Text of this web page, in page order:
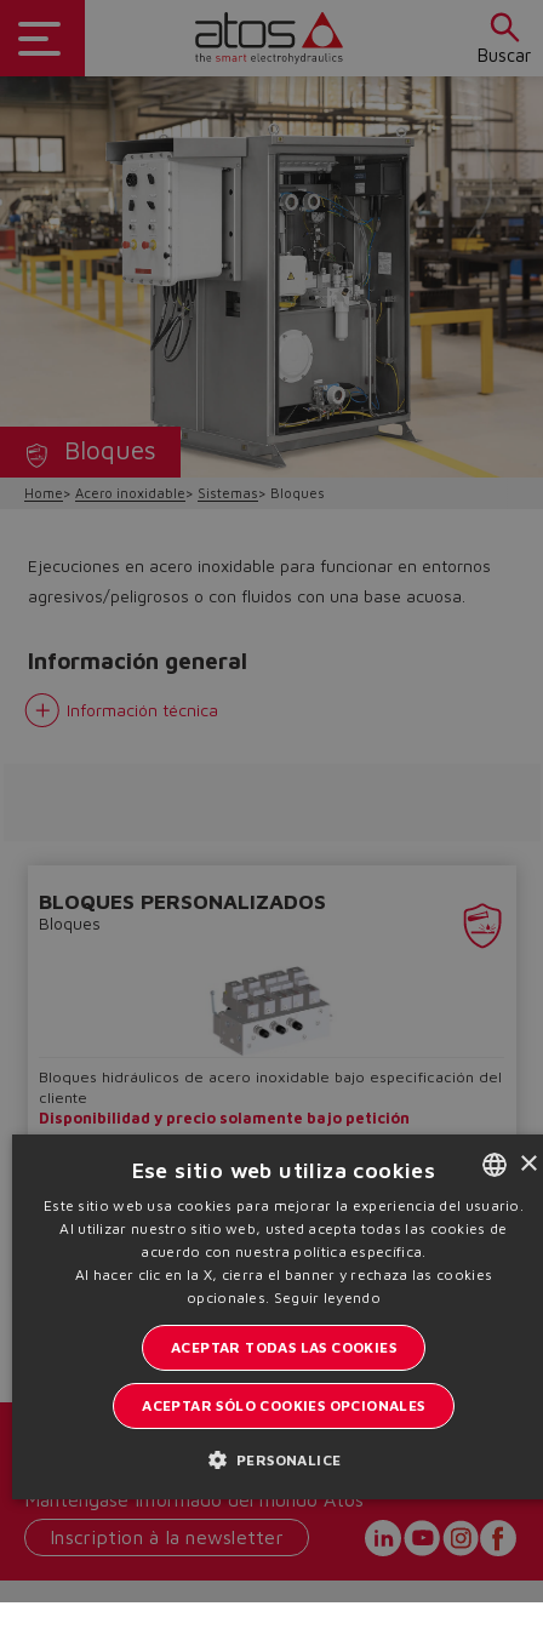
Buscar
Do you want to leave the
configurator?
Bloques
Home Acero inoxidable Sistemas Bloques
Ejecuciones en acero inoxidable para funcionar en entornos
agresivos/peligrosos o con fluidos con una base acuosa.
Información general
Información técnica
BLOQUES PERSONALIZADOS
Bloques
Bloques hidráulicos de acero inoxidable bajo especificación del
cliente
Disponibilidad y precio solamente bajo petición
bajo pedido
bajo pedido
Tabla TMW100
Información técnica
Manténgase informado del mundo Atos
Inscription à la newsletter
ENGLISH
ITALIAN
×
Ese sitio web utiliza cookies
Este sitio web usa cookies para mejorar la experiencia del usuario.
Al utilizar nuestro sitio web, usted acepta todas las cookies de
acuerdo con nuestra política específica.
Al hacer clic en la X, cierra el banner y rechaza las cookies
opcionales. Seguir leyendo
ACEPTAR TODAS LAS COOKIES
ACEPTAR SÓLO COOKIES OPCIONALES
PERSONALICE